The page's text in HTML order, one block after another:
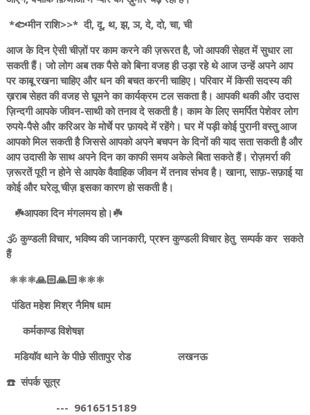
*🐟मीन राशि>>* दी, दू, थ, झ, ञ, दे, दो, चा, ची
आज के दिन ऐसी चीज़ों पर काम करने की ज़रूरत है, जो आपकी सेहत में सुधार ला
सकती हैं। जो लोग अब तक पैसे को बिना वजह ही उड़ा रहे थे आज उन्हें अपने आप
पर काबू रखना चाहिए और धन की बचत करनी चाहिए। परिवार में किसी सदस्य की
ख़राब सेहत की वजह से घूमने का कार्यक्रम टल सकता है। आपकी थकी और उदास
ज़िन्दगी आपके जीवन-साथी को तनाव दे सकती है। काम के लिए समर्पित पेशेवर लोग
रुपये-पैसे और करिअर के मोर्चे पर फ़ायदे में रहेंगे। घर में पड़ी कोई पुरानी वस्तु आज
आपको मिल सकती है जिससे आपको अपने बचपन के दिनों की याद सता सकती है और
आप उदासी के साथ अपने दिन का काफी समय अकेले बिता सकते हैं। रोज़मर्रा की
ज़रूरतें पूरी न होने से आपके वैवाहिक जीवन में तनाव संभव है। खाना, साफ़-सफ़ाई या
कोई और घरेलू चीज़ इसका कारण हो सकती है।
☘️आपका दिन मंगलमय हो।☘️
🕉️ कुण्डली विचार, भविष्य की जानकारी, प्रश्न कुण्डली विचार हेतु सम्पर्क कर सकते
हैं
⚛️⚛️⚛️🙏🏻🙏🏻⚛️⚛️⚛️
पंडित महेश मिश्र नैमिष धाम
कर्मकाण्ड विशेषज्ञ
मडियाॅव थाने के पीछे सीतापुर रोड लखनऊ
☎️ संपर्क सूत्र
--- 9616515189